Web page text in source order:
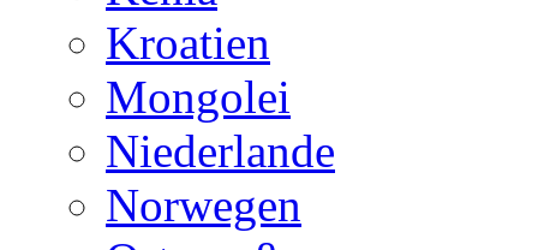
Kroatien
Mongolei
Niederlande
Norwegen